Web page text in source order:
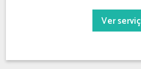
Ver